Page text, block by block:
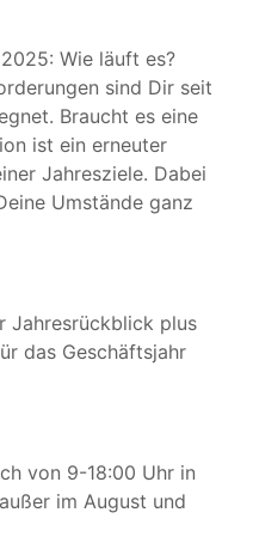
Wie läuft es?
sind Dir seit
Braucht es eine
ist ein erneuter
Jahresziele. Dabei
Umstände ganz
Jahresrückblick plus
das Geschäftsjahr
von 9-18:00 Uhr in
im August und